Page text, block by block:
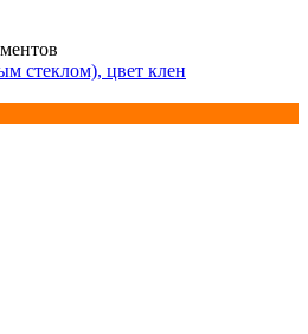
стеклом), цвет клен